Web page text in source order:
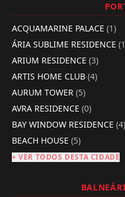
ACQUAMARINE PALACE (1)
ÁRIA SUBLIME RESIDENCE
ARIUM RESIDENCE (3)
ARTIS HOME CLUB (4)
AURUM TOWER (5)
AVRA RESIDENCE (0)
BAY WINDOW RESIDENCE (4)
BEACH HOUSE (5)
+ VER TODOS DESTA CIDADE